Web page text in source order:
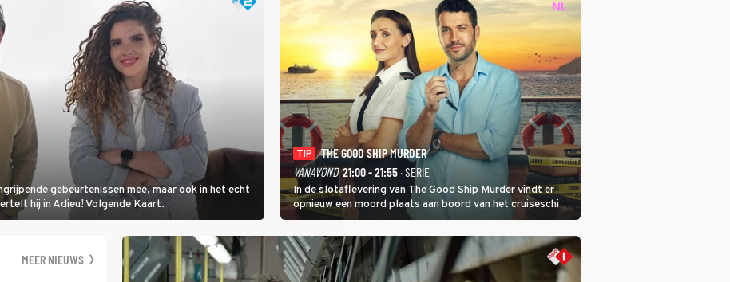
gebeurtenissen mee, maar ook in het echt
hij in Adieu! Volgende Kaart.
TIP
THE GOOD SHIP MURDER
VANAVOND 21:00 - 21:55· SERIE
In de slotaflevering van The Good Ship Murder vindt er
opnieuw een moord plaats aan boord van het cruiseschip,
waarbij dit keer een bemanningslid het slachtoffer is en
kapitein Marlowe de dader lijkt te zijn.
MEER NIEUWS